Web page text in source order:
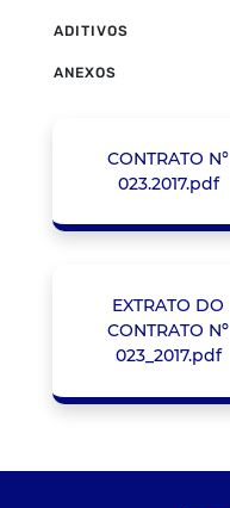
ADITIVOS
ANEXOS
CONTRATO N°
023.2017.pdf
EXTRATO DO
CONTRATO Nº
023_2017.pdf